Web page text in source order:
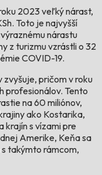
2023 veľký nárast,
Toto je najvyšší
nárastu
z turizmu vzrástli o 32
COVID-19.
pričom v roku
profesionálov. Tento
na 60 miliónov,
ako Kostarika,
krajín s vízami pre
Amerike, Keňa sa
takýmto rámcom,